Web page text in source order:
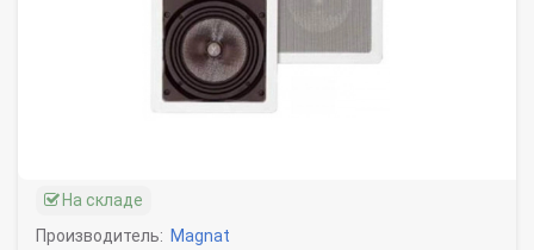
На складе
Производитель: Magnat